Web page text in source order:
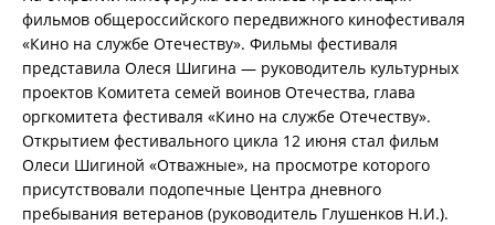
фильмов общероссийского передвижного кинофестиваля
«Кино на службе Отечеству». Фильмы фестиваля
представила Олеся Шигина — руководитель культурных
проектов Комитета семей воинов Отечества, глава
оргкомитета фестиваля «Кино на службе Отечеству».
Открытием фестивального цикла 12 июня стал фильм
Олеси Шигиной «Отважные», на просмотре которого
присутствовали подопечные Центра дневного
пребывания ветеранов (руководитель Глушенков Н.И.).